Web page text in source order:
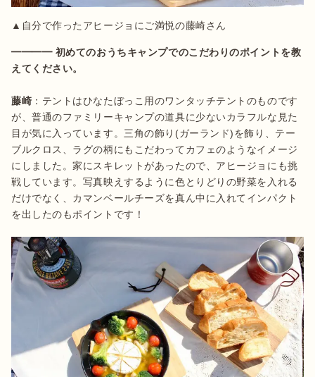
▲自分で作ったアヒージョにご満悦の藤崎さん
━━━━ 初めてのおうちキャンプでのこだわりのポイントを教
えてください。
藤崎 ：テントはひなたぼっこ用のワンタッチテントのものです
が、普通のファミリーキャンプの道具に少ないカラフルな見た
目が気に入っています。三角の飾り(ガーランド)を飾り、テー
ブルクロス、ラグの柄にもこだわってカフェのようなイメージ
にしました。家にスキレットがあったので、アヒージョにも挑
戦しています。写真映えするように色とりどりの野菜を入れる
だけでなく、カマンベールチーズを真ん中に入れてインパクト
を出したのもポイントです！